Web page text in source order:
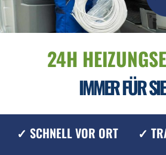
24H
IMMER FÜR
✓ SCHNELL VOR ORT ✓